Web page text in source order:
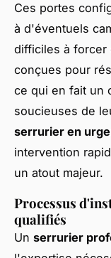
Ces portes
à d'éventuels
difficiles à forcer
conçues pour
ce qui en fait un
soucieuses de
serrurier en
intervention
un atout majeur.
Processus
qualifiés
Un serrurier